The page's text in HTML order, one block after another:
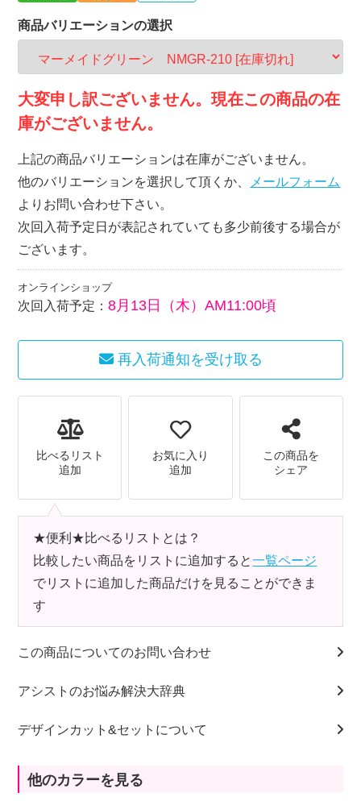
商品バリエーションの選択
大変申し訳ございません。現在この商品の在
庫がございません。
上記の商品バリエーションは在庫がございません。
他のバリエーションを選択して頂くか、
メールフォーム
よりお問い合わせ下さい。
次回入荷予定日が表記されていても多少前後する場合が
ございます。
オンラインショップ
次回入荷予定：8月13日（木）AM11:00頃
再入荷通知を受け取る
比べるリスト
追加
お気に入り
追加
この商品を
シェア
★便利★比べるリストとは？
比較したい商品をリストに追加すると一覧ページ
でリストに追加した商品だけを見ることができま
す
この商品についてのお問い合わせ
アシストのお悩み解決大辞典
デザインカット&セットについて
他のカラーを見る